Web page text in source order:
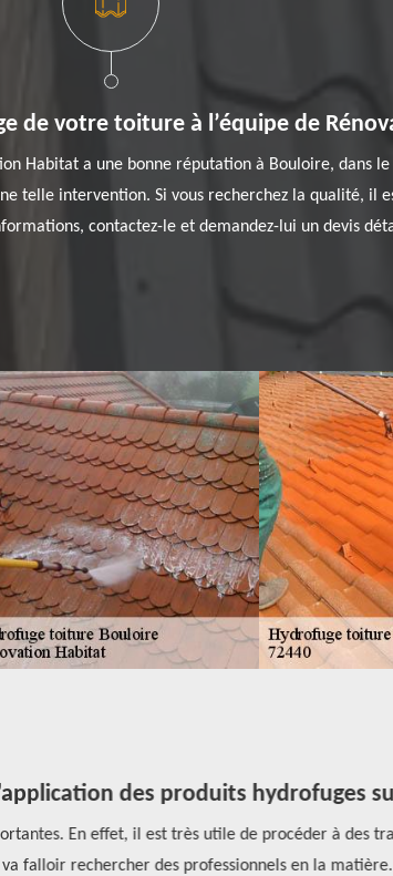
de votre toiture à l’équipe de
Habitat a une bonne réputation à Bouloire, dans
telle intervention. Si vous recherchez la qualité, il
contactez-le et demandez-lui un devis
des produits hydrofuges
En effet, il est très utile de procéder à des
falloir rechercher des professionnels en la matière.